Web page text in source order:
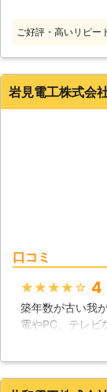
ご好評・高いリピー
岩見電工株式会
口コミ
★★★★★ 4
築年数が古い我
電やPC、テレビ
は足りなくなっ